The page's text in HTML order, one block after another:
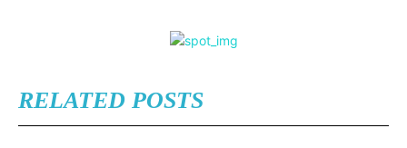
RELATED POSTS